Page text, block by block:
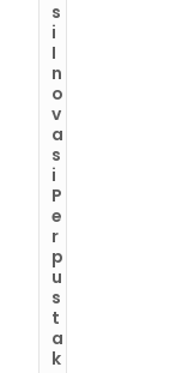
s
i
I
n
o
v
a
s
i
P
e
r
p
u
s
t
a
k